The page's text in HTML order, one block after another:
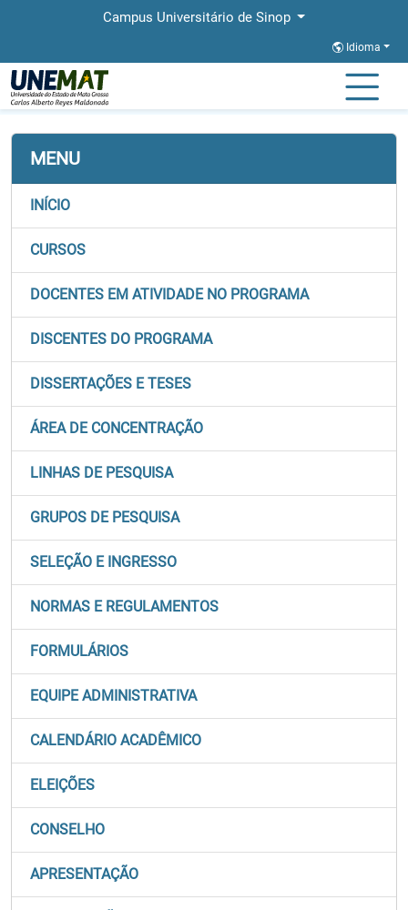
Campus Universitário de Sinop
Idioma
Página Inicial
MENU
INÍCIO
CURSOS
DOCENTES EM ATIVIDADE NO PROGRAMA
DISCENTES DO PROGRAMA
DISSERTAÇÕES E TESES
ÁREA DE CONCENTRAÇÃO
LINHAS DE PESQUISA
GRUPOS DE PESQUISA
SELEÇÃO E INGRESSO
NORMAS E REGULAMENTOS
FORMULÁRIOS
EQUIPE ADMINISTRATIVA
CALENDÁRIO ACADÊMICO
ELEIÇÕES
CONSELHO
APRESENTAÇÃO